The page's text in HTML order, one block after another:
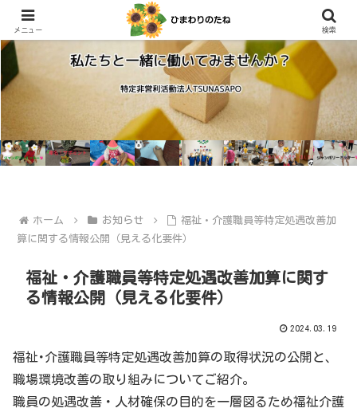
ホーム お知らせ
福祉・介護職員等特定処遇改善加
算に関する情報公開（見える化要件）
福祉・介護職員等特定処遇改善加算に関す
る情報公開（見える化要件）
2024.03.19
福祉･介護職員等特定処遇改善加算の取得状況の公開と、
職場環境改善の取り組みについてご紹介。
職員の処遇改善・人材確保の目的を一層図るため福祉介護
メニュー 検索